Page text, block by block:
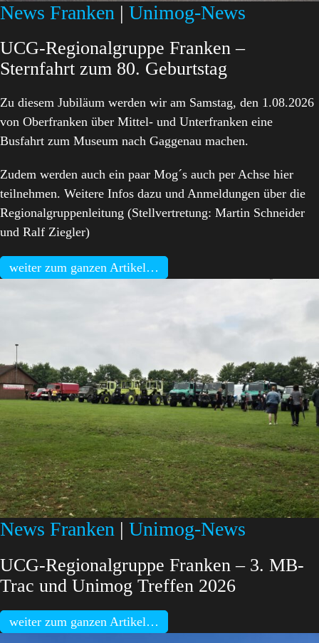
News Franken | Unimog-News
UCG-Regionalgruppe Franken –
Sternfahrt zum 80. Geburtstag
Zu diesem Jubiläum werden wir am Samstag, den 1.08.2026
von Oberfranken über Mittel- und Unterfranken eine
Busfahrt zum Museum nach Gaggenau machen.
Zudem werden auch ein paar Mog´s auch per Achse hier
teilnehmen. Weitere Infos dazu und Anmeldungen über die
Regionalgruppenleitung (Stellvertretung: Martin Schneider
und Ralf Ziegler)
weiter zum ganzen Artikel…
News Franken | Unimog-News
UCG-Regionalgruppe Franken – 3. MB-
Trac und Unimog Treffen 2026
weiter zum ganzen Artikel…